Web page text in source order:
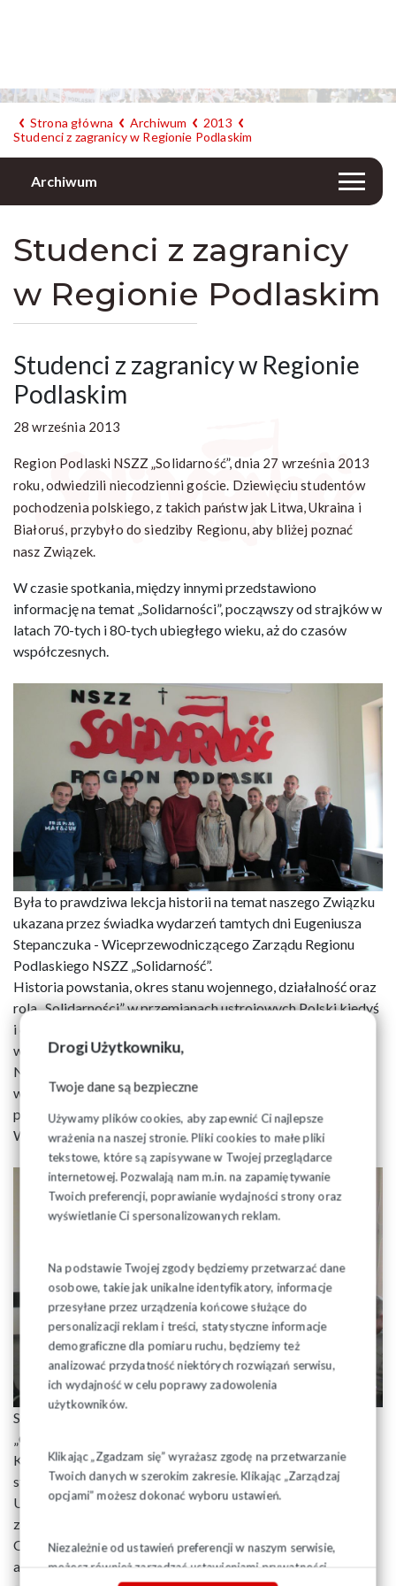
Drogi Użytkowniku,
Twoje dane są bezpieczne
Używamy plików cookies, aby zapewnić Ci najlepsze
wrażenia na naszej stronie. Pliki cookies to małe pliki
tekstowe, które są zapisywane w Twojej przeglądarce
internetowej. Pozwalają nam m.in. na zapamiętywanie
Twoich preferencji, poprawianie wydajności strony oraz
wyświetlanie Ci spersonalizowanych reklam.
Na podstawie Twojej zgody będziemy przetwarzać dane
osobowe, takie jak unikalne identyfikatory, informacje
przesyłane przez urządzenia końcowe służące do
personalizacji reklam i treści, statystyczne informacje
demograficzne dla pomiaru ruchu, będziemy też
analizować przydatność niektórych rozwiązań serwisu,
ich wydajność w celu poprawy zadowolenia
użytkowników.
Klikając „Zgadzam się” wyrażasz zgodę na przetwarzanie
Twoich danych w szerokim zakresie. Klikając „Zarządzaj
opcjami” możesz dokonać wyboru ustawień.
Niezależnie od ustawień preferencji w naszym serwisie,
możesz również zarządzać ustawieniami prywatności
Strona główna Archiwum
2013
Studenci z zagranicy w Regionie Podlaskim
Archiwum
Studenci z zagranicy
w Regionie Podlaskim
Studenci z zagranicy w Regionie
Podlaskim
28 września 2013
Region Podlaski NSZZ „Solidarność”, dnia 27 września 2013
roku, odwiedzili niecodzienni goście. Dziewięciu studentów
pochodzenia polskiego, z takich państw jak Litwa, Ukraina i
Białoruś, przybyło do siedziby Regionu, aby bliżej poznać
nasz Związek.
W czasie spotkania, między innymi przedstawiono
informację na temat „Solidarności”, począwszy od strajków w
latach 70-tych i 80-tych ubiegłego wieku, aż do czasów
współczesnych.
Była to prawdziwa lekcja historii na temat naszego Związku
ukazana przez świadka wydarzeń tamtych dni Eugeniusza
Stepanczuka - Wiceprzewodniczącego Zarządu Regionu
Podlaskiego NSZZ „Solidarność”.
Historia powstania, okres stanu wojennego, działalność oraz
rola „Solidarności” w przemianach ustrojowych Polski kiedyś
i dziś to zagadnienia, które przybliżyli sobie uczestnicy
wizyty.
Należy zaznaczyć, że spotkanie to było również okazją do
wyrażenia swoich opinii i platformą wymiany doświadczeń
pomiędzy młodzieżą polonijną państw Europy Środkowo-
Wschodniej.
Studenci zostali zaproszeni do Białegostoku przez Fundację
„Okno na Wschód” w ramach projektu pn. „Akademia
Kreatywnych Liderów - pobyty edukacyjne dla młodzieży
studenckiej polskiego pochodzenia z Białorusi, Litwy,
Ukrainy i Rosji (Obwód Kaliningradzki)”, którego celem jest
zaktywizowanie studentów pochodzenia polskiego z
Obwodu Kaliningradzkiego, jak również uczynienie z nich
aktywnych, świadomych członków polskiej diaspory, którzy